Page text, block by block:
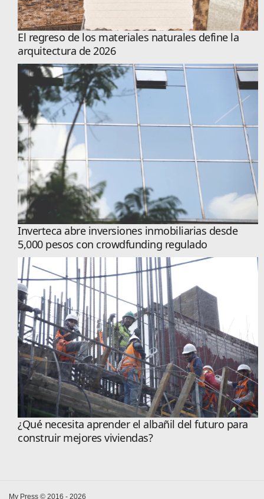
El regreso de los materiales naturales define la
arquitectura de 2026
Inverteca abre inversiones inmobiliarias desde
5,000 pesos con crowdfunding regulado
¿Qué necesita aprender el albañil del futuro para
construir mejores viviendas?
My Press © 2016 - 2026